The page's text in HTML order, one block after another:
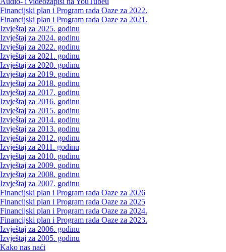
Financijski plan i Program rada Oaze za 2022.
Financijski plan i Program rada Oaze za 2021.
Izvještaj za 2025. godinu
Izvještaj za 2024. godinu
Izvještaj za 2022. godinu
Izvještaj za 2021. godinu
Izvještaj za 2020. godinu
Izvještaj za 2019. godinu
Izvještaj za 2018. godinu
Izvještaj za 2017. godinu
Izvještaj za 2016. godinu
Izvještaj za 2015. godinu
Izvještaj za 2014. godinu
Izvještaj za 2013. godinu
Izvještaj za 2012. godinu
Izvještaj za 2011. godinu
Izvještaj za 2010. godinu
Izvještaj za 2009. godinu
Izvještaj za 2008. godinu
Izvještaj za 2007. godinu
Financijski plan i Program rada Oaze za 2026
Financijski plan i Program rada Oaze za 2025
Financijski plan i Program rada Oaze za 2024.
Financijski plan i Program rada Oaze za 2023.
Izvještaj za 2006. godinu
Izvještaj za 2005. godinu
Kako nas naći